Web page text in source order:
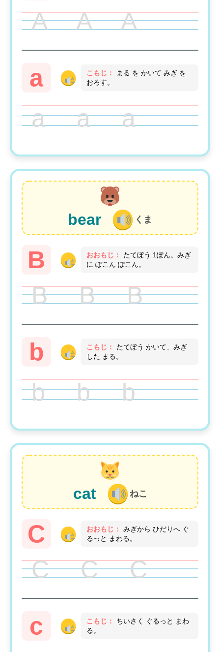
A A A
a こもじ：
まる を かいて みぎ を
おろす。
a a a
bear くま
B おおもじ：
たてぼう 1ぽん。みぎ
に ぽこん ぽこん。
B B B
b こもじ：
たてぼう かいて、みぎ
した まる。
b b b
cat ねこ
C おおもじ：
みぎから ひだりへ ぐ
るっと まわる。
C C C
c こもじ：
ちいさく ぐるっと まわ
る。